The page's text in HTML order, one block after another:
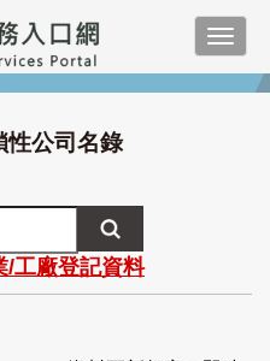
性公司名錄
/工廠登記資料